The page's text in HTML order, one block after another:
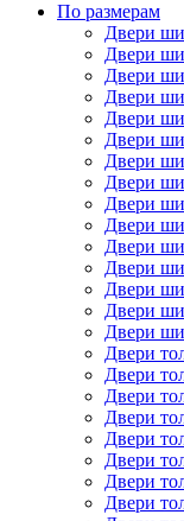
По размерам
Двери
Двери
Двери
Двери
Двери
Двери
Двери
Двери
Двери
Двери
Двери
Двери
Двери
Двери
Двери
Двери
Двери
Двери
Двери
Двери
Двери
Двери
Двери